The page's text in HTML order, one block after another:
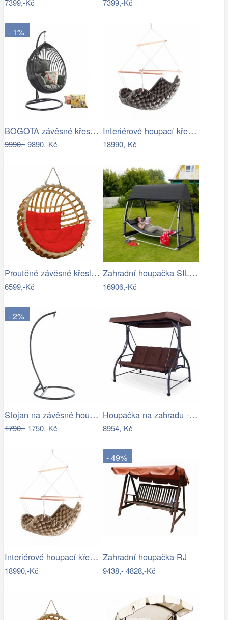
7399,-Kč 7399,-Kč
- 1%
BOGOTA závěsné křeslo ROJAPLAST
9990,-9890,-Kč
Interiérové houpací křeslo Swingy In…
18990,-Kč
Proutěné závěsné křeslo Elis, přírodní…
6599,-Kč
Zahradní houpačka SILASS - GD
16906,-Kč
- 2%
Stojan na závěsné houpací křeslo OTAN…
1790,-1750,-Kč
Houpačka na zahradu - VGD
8954,-Kč
Interiérové houpací křeslo Swingy In…
18990,-Kč
- 49%
Zahradní houpačka-RJ
9438,-4828,-Kč